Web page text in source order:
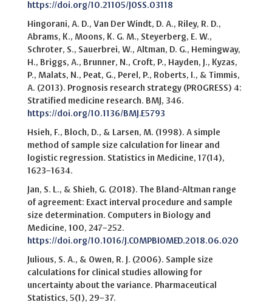
https://doi.org/10.21105/JOSS.03118
Hingorani, A. D., Van Der Windt, D. A., Riley, R. D.,
Abrams, K., Moons, K. G. M., Steyerberg, E. W.,
Schroter, S., Sauerbrei, W., Altman, D. G., Hemingway,
H., Briggs, A., Brunner, N., Croft, P., Hayden, J., Kyzas,
P., Malats, N., Peat, G., Perel, P., Roberts, I., & Timmis,
A. (2013). Prognosis research strategy (PROGRESS) 4:
Stratified medicine research. BMJ, 346.
https://doi.org/10.1136/BMJ.E5793
Hsieh, F., Bloch, D., & Larsen, M. (1998). A simple
method of sample size calculation for linear and
logistic regression. Statistics in Medicine, 17(14),
1623–1634.
Jan, S. L., & Shieh, G. (2018). The Bland-Altman range
of agreement: Exact interval procedure and sample
size determination. Computers in Biology and
Medicine, 100, 247–252.
https://doi.org/10.1016/J.COMPBIOMED.2018.06.020
Julious, S. A., & Owen, R. J. (2006). Sample size
calculations for clinical studies allowing for
uncertainty about the variance. Pharmaceutical
Statistics, 5(1), 29–37.